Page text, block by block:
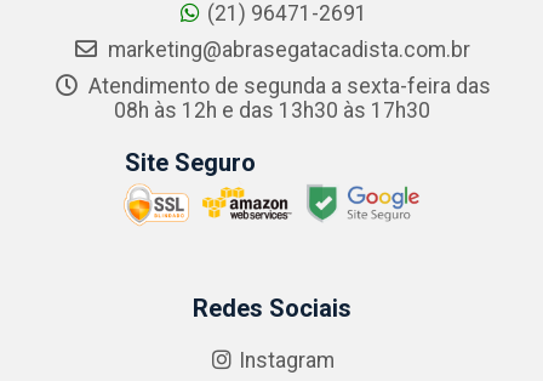
(21) 96471-2691
marketing@abrasegatacadista.com.br
Atendimento de segunda a sexta-feira das
08h às 12h e das 13h30 às 17h30
Site Seguro
Redes Sociais
Instagram